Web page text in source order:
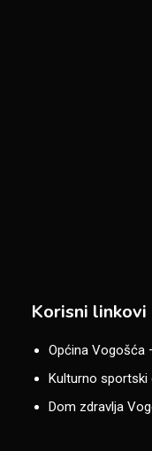
Korisni linkovi
Općina Vogošća
Kulturno
Dom zdravlja